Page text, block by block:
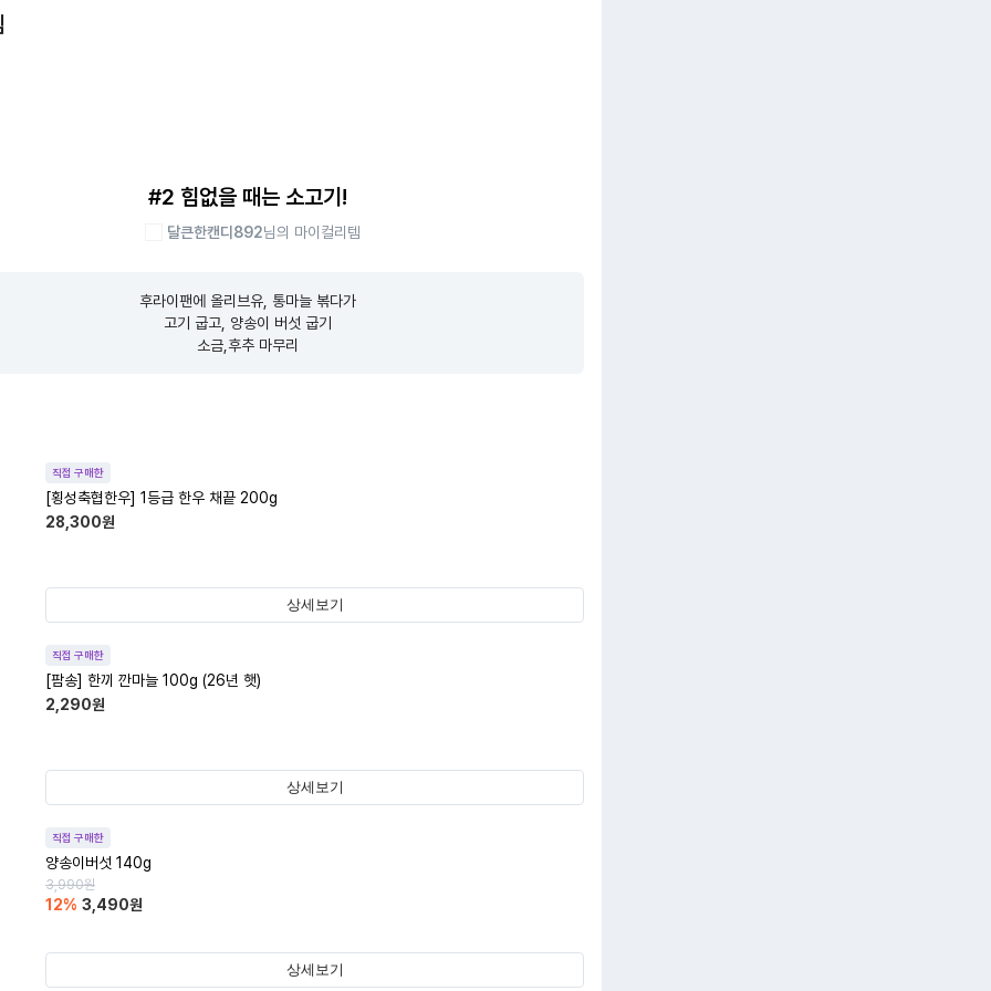
#2 힘없을 때는 소고기!
달큰한캔디892님의 마이컬리템
후라이팬에 올리브유, 통마늘 볶다가
고기 굽고, 양송이 버섯 굽기
소금,후추 마무리
직접 구매한
[횡성축협한우] 1등급 한우 채끝 200g
28,300원
상세보기
직접 구매한
[팜송] 한끼 깐마늘 100g (26년 햇)
2,290원
상세보기
직접 구매한
양송이버섯 140g
3,990원
12% 3,490원
상세보기